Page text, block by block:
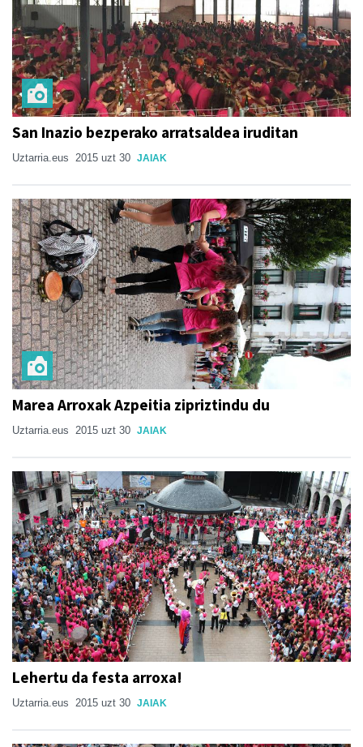
San Inazio bezperako arratsaldea iruditan
Uztarria.eus 2015 uzt 30 JAIAK
Marea Arroxak Azpeitia zipriztindu du
Uztarria.eus 2015 uzt 30 JAIAK
Lehertu da festa arroxa!
Uztarria.eus 2015 uzt 30 JAIAK